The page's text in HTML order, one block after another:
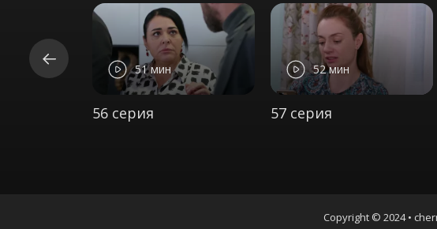
51 мин
56 серия
52 мин
57 серия
Copyright © 2024 •